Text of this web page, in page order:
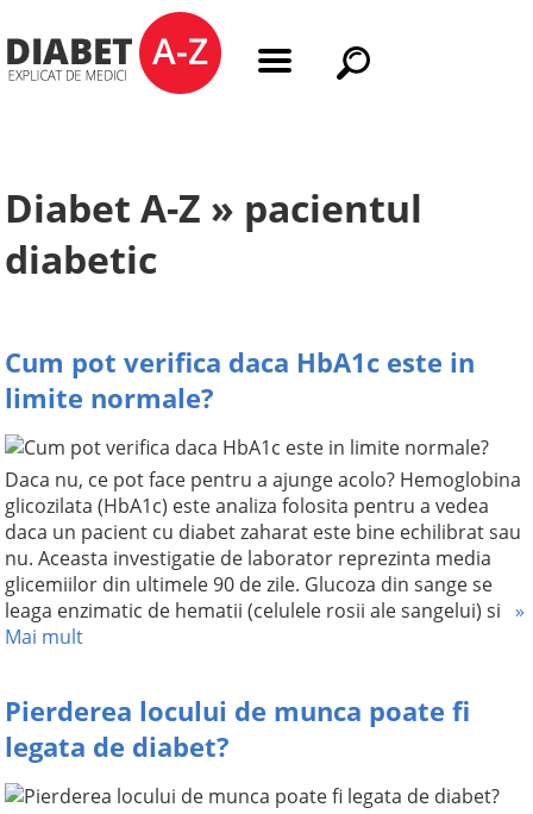
Diabet A-Z » pacientul
diabetic
Cum pot verifica daca HbA1c este in
limite normale?
Daca nu, ce pot face pentru a ajunge acolo? Hemoglobina
glicozilata (HbA1c) este analiza folosita pentru a vedea
daca un pacient cu diabet zaharat este bine echilibrat sau
nu. Aceasta investigatie de laborator reprezinta media
glicemiilor din ultimele 90 de zile. Glucoza din sange se
leaga enzimatic de hematii (celulele rosii ale sangelui) si »
Mai mult
Pierderea locului de munca poate fi
legata de diabet?